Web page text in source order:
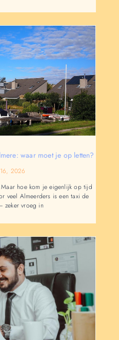
waar moet je op letten?
2026
hoe kom je eigenlijk op tijd
veel Almeerders is een taxi de
zeker vroeg in